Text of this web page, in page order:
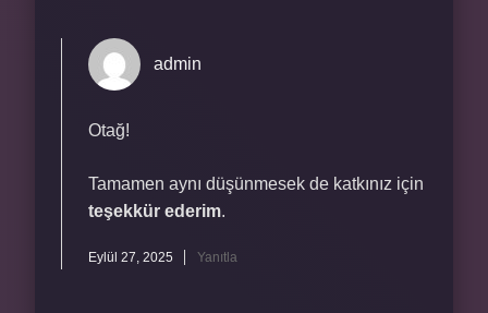
admin
Otağ!
Tamamen aynı düşünmesek de katkınız için
teşekkür ederim.
Eylül 27, 2025 Yanıtla